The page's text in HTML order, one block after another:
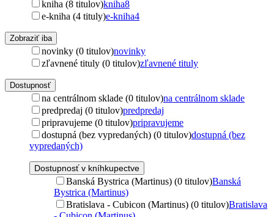
kniha (8 titulov)kniha8
e-kniha (4 tituly)e-kniha4
Zobraziť iba
novinky (0 titulov)novinky
zľavnené tituly (0 titulov)zľavnené tituly
Dostupnosť
na centrálnom sklade (0 titulov)na centrálnom sklade
predpredaj (0 titulov)predpredaj
pripravujeme (0 titulov)pripravujeme
dostupná (bez vypredaných) (0 titulov)dostupná (bez
vypredaných)
Dostupnosť v kníhkupectve
Banská Bystrica (Martinus) (0 titulov)Banská
Bystrica (Martinus)
Bratislava - Cubicon (Martinus) (0 titulov)Bratislava